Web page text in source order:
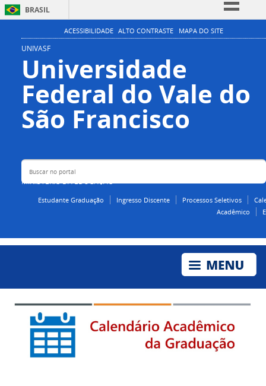
BRASIL
Simplifique!
Participe
Acesso à informação
Legislação
Canais
ACESSIBILIDADE ALTO CONTRASTE MAPA DO SITE
UNIVASF
Universidade
Federal do Vale do
São Francisco
MINISTÉRIO DA EDUCAÇÃO
Buscar no portal
Estudante Graduação Ingresso Discente Processos Seletivos
Acadêmico